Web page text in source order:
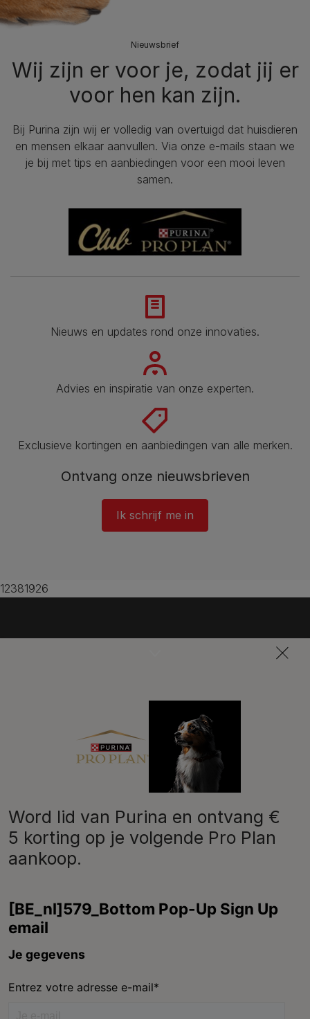
Nieuwsbrief
Wij zijn er voor je, zodat jij er
voor hen kan zijn.
Bij Purina zijn wij er volledig van overtuigd dat huisdieren
en mensen elkaar aanvullen. Via onze e-mails staan we
je bij met tips en aanbiedingen voor een mooi leven
samen.
Nieuws en updates rond onze innovaties.
Advies en inspiratie van onze experten.
Exclusieve kortingen en aanbiedingen van alle merken.
Ontvang onze nieuwsbrieven
Ik schrijf me in
12381926
Word lid van Purina en ontvang €
5 korting op je volgende Pro Plan
aankoop.
facebook instagram youtube